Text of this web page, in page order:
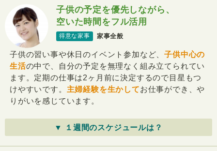
子供の予定を優先しながら、
空いた時間をフル活用
得意な家事 家事全般
子供の習い事や休日のイベント参加など、子供中心の
生活の中で、自分の予定を無理なく組み立てられてい
ます。定期の仕事は2ヶ月前に決定するので目星もつ
けやすいです。 主婦経験を生かしてお仕事ができ、や
りがいを感じています。
▼ １週間のスケジュールは？